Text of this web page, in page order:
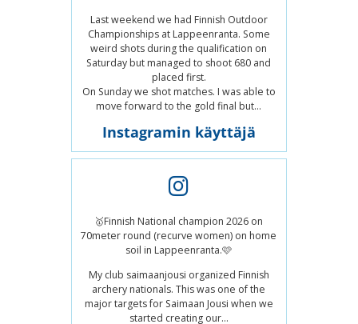
Last weekend we had Finnish Outdoor
Championships at Lappeenranta. Some
weird shots during the qualification on
Saturday but managed to shoot 680 and
placed first.
On Sunday we shot matches. I was able to
move forward to the gold final but...
Instagramin käyttäjä
🥇Finnish National champion 2026 on
70meter round (recurve women) on home
soil in Lappeenranta.🩷
My club saimaanjousi organized Finnish
archery nationals. This was one of the
major targets for Saimaan Jousi when we
started creating our...